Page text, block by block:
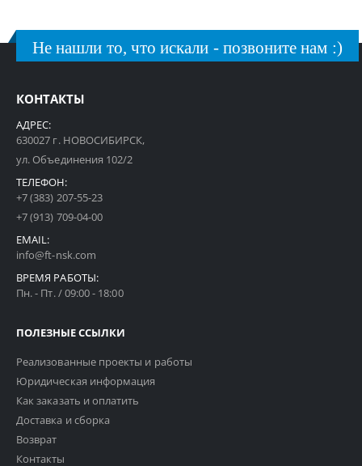
Не нашли то, что искали - позвоните нам :)
КОНТАКТЫ
АДРЕС:
630027 г. НОВОСИБИРСК,
ул. Объединения 102/2
ТЕЛЕФОН:
+7 (383) 207-55-23
+7 (913) 709-04-00
EMAIL:
info@ft-nsk.com
ВРЕМЯ РАБОТЫ:
Пн. - Пт. / 09:00 - 18:00
ПОЛЕЗНЫЕ ССЫЛКИ
Реализованные проекты и работы
Юридическая информация
Как заказать и оплатить
Доставка и сборка
Возврат
Контакты